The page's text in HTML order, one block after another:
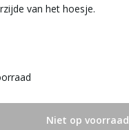
van het hoesje.
Niet op voorraad